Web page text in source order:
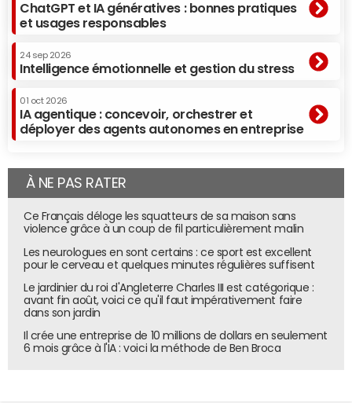
ChatGPT et IA génératives : bonnes pratiques
et usages responsables
24 sep 2026
Intelligence émotionnelle et gestion du stress
01 oct 2026
IA agentique : concevoir, orchestrer et
déployer des agents autonomes en entreprise
À NE PAS RATER
Ce Français déloge les squatteurs de sa maison sans
violence grâce à un coup de fil particulièrement malin
Les neurologues en sont certains : ce sport est excellent
pour le cerveau et quelques minutes régulières suffisent
Le jardinier du roi d'Angleterre Charles III est catégorique :
avant fin août, voici ce qu'il faut impérativement faire
dans son jardin
Il crée une entreprise de 10 millions de dollars en seulement
6 mois grâce à l'IA : voici la méthode de Ben Broca